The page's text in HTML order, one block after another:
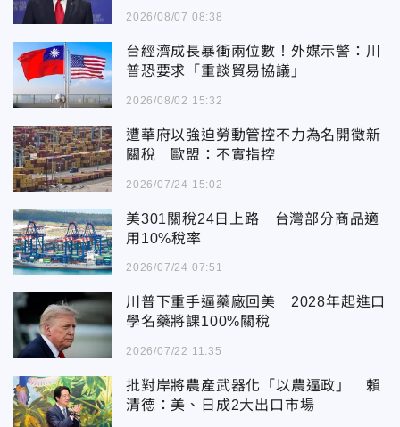
2026/08/07 08:38
台經濟成長暴衝兩位數！外媒示警：川
普恐要求「重談貿易協議」
2026/08/02 15:32
遭華府以強迫勞動管控不力為名開徵新
關稅 歐盟：不實指控
2026/07/24 15:02
美301關稅24日上路 台灣部分商品適
用10%稅率
2026/07/24 07:51
川普下重手逼藥廠回美 2028年起進口
學名藥將課100%關稅
2026/07/22 11:35
批對岸將農產武器化「以農逼政」 賴
清德：美、日成2大出口市場